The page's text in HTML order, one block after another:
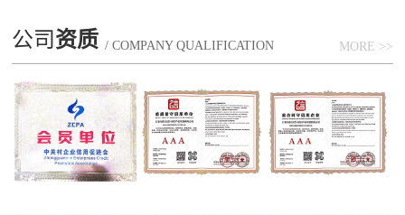
公司资质 / COMPANY QUALIFICATION MORE >>